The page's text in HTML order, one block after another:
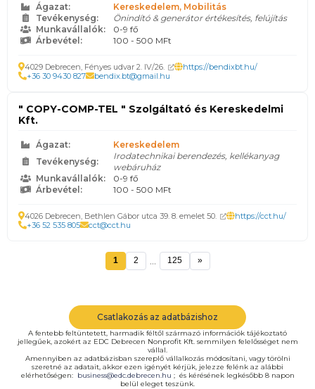
Ágazat:
Kereskedelem, Mobilitás
Tevékenység:
Önindító & generátor értékesítés, felújítás
Munkavállalók:
0-9 fő
Árbevétel:
100 - 500 MFt
4029 Debrecen, Fényes udvar 2. IV/26.
https://bendixbt.hu/
+36 30 9430 827
bendix.bt@gmail.hu
" COPY-COMP-TEL " Szolgáltató és Kereskedelmi
Kft.
Ágazat:
Kereskedelem
Tevékenység:
Irodatechnikai berendezés, kellékanyag
webáruház
Munkavállalók:
0-9 fő
Árbevétel:
100 - 500 MFt
4026 Debrecen, Bethlen Gábor utca 39. 8. emelet 50.
https://cct.hu/
+36 52 535 805
cct@cct.hu
1 2 ... 125 »
Csatlakozás az adatbázishoz
A fentebb feltüntetett, harmadik féltől származó információk tájékoztató
jellegűek, azokért az EDC Debrecen Nonprofit Kft. semmilyen felelősséget nem
vállal.
Amennyiben az adatbázisban szereplő vállalkozás módosítani, vagy törölni
szeretné az adatait, akkor ezen igényét kérjük, jelezze felénk az alábbi
elérhetőségen: business@edc.debrecen.hu ; és kérésének legkésőbb 8 napon
belül eleget teszünk.